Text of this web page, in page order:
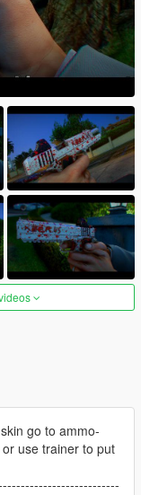
go to ammo-
use trainer to put